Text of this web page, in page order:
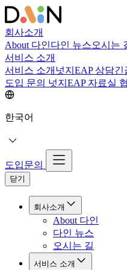
회사소개
About 다인다인 뉴스오시는
서비스 소개
서비스 소개 넛지EAP 상담긴
도입 문의 넛지EAP 자료실
한국어
도입문의
닫기
회사소개
About 다인
다인 뉴스
오시는 길
서비스 소개